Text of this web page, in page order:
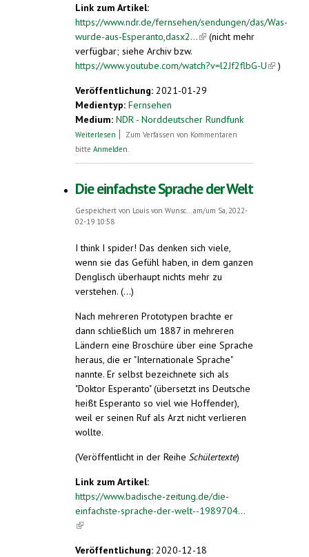
Link zum Artikel:
https://www.ndr.de/fernsehen/sendungen/das/Was-
wurde-aus-Esperanto,dasx2...(link is
(nicht mehr
verfügbar; siehe Archiv bzw.
https://www.youtube.com/watch?v=l2Jf2flbG-U(link is
)
Veröffentlichung: 2021-01-29
Medientyp: Fernsehen
Medium: NDR - Norddeutscher Rundfunk
Weiterlesen über Was wurde aus Esperanto?
Zum Verfassen von Kommentaren
bitte Anmelden.
Die einfachste Sprache der Welt
Gespeichert von Louis von Wunsc...
am/um Sa, 2022-
02-19 10:58
I think I spider! Das denken sich viele,
wenn sie das Gefühl haben, in dem ganzen
Denglisch überhaupt nichts mehr zu
verstehen. (...)
Nach mehreren Prototypen brachte er
dann schließlich um 1887 in mehreren
Ländern eine Broschüre über eine Sprache
heraus, die er "Internationale Sprache"
nannte. Er selbst bezeichnete sich als
"Doktor Esperanto" (übersetzt ins Deutsche
heißt Esperanto so viel wie Hoffender),
weil er seinen Ruf als Arzt nicht verlieren
wollte.
(Veröffentlicht in der Reihe Schülertexte)
Link zum Artikel:
https://www.badische-zeitung.de/die-
einfachste-sprache-der-welt--1989704...
(link is external)
Veröffentlichung: 2020-12-18